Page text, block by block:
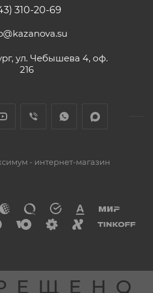
310-20-69
ул. Чебышева 4, оф.
216
- интернет-магазин